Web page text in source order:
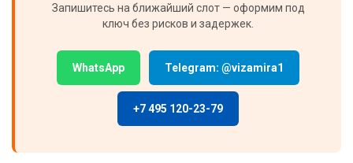
Запишитесь на ближайший слот — оформим под
ключ без рисков и задержек.
WhatsApp Telegram: @vizamira1
+7 495 120-23-79